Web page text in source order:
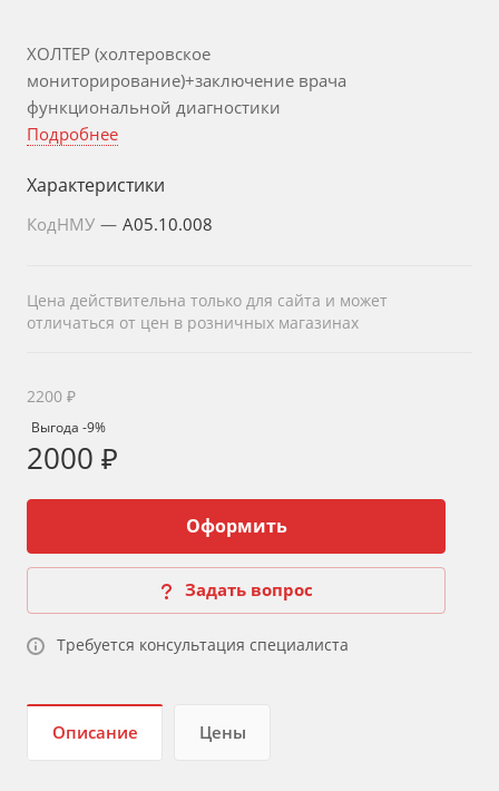
ХОЛТЕР (холтеровское
мониторирование)+заключение врача
функциональной диагностики
Подробнее
Характеристики
КодНМУ — A05.10.008
Цена действительна только для сайта и может
отличаться от цен в розничных магазинах
2200 ₽
Выгода -9%
2000 ₽
Оформить
Задать вопрос
Требуется консультация специалиста
Описание Цены